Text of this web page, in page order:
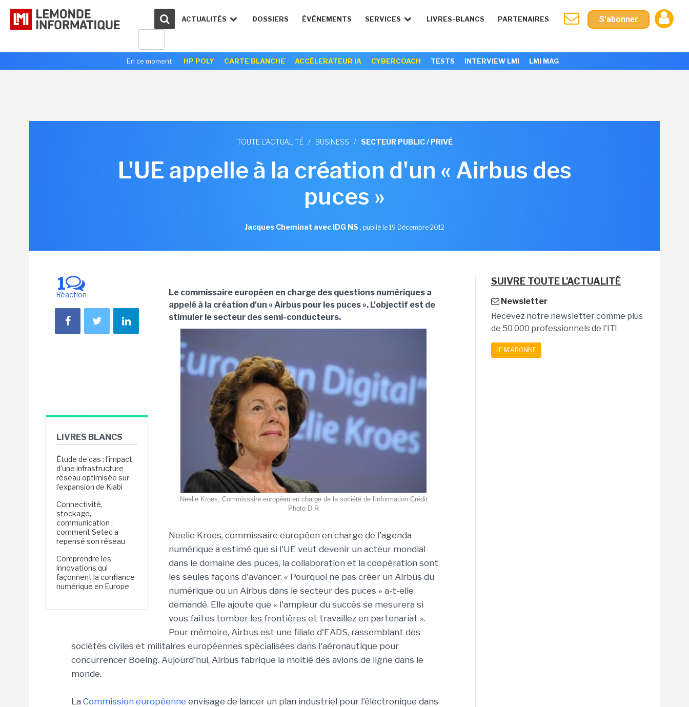
ACTUALITÉS DOSSIERS ÉVÉNEMENTS SERVICES LIVRES-BLANCS PARTENAIRES S'abonner
En ce moment : HP POLY CARTE BLANCHE ACCÉLERATEUR IA CYBERCOACH TESTS INTERVIEW LMI LMI MAG
TOUTE L'ACTUALITÉ / BUSINESS / SECTEUR PUBLIC / PRIVÉ
L'UE appelle à la création d'un « Airbus des
puces »
Jacques Cheminat avec IDG NS , publié le 19 Décembre 2012
1
Réaction
LIVRES BLANCS
Étude de cas : l'impact
d'une infrastructure
réseau optimisée sur
l'expansion de Kiabi
Connectivité,
stockage,
communication :
comment Setec a
repensé son réseau
Comprendre les
innovations qui
façonnent la confiance
numérique en Europe
Le commissaire européen en charge des questions numériques a
appelé à la création d'un « Airbus pour les puces ». L'objectif est de
stimuler le secteur des semi-conducteurs.
Neelie Kroes, Commissaire européen en charge de la société de l'information Crédit
Photo:D.R
Neelie Kroes, commissaire européen en charge de l'agenda
numérique a estimé que si l'UE veut devenir un acteur mondial
dans le domaine des puces, la collaboration et la coopération sont
les seules façons d'avancer. « Pourquoi ne pas créer un Airbus du
numérique ou un Airbus dans le secteur des puces » a-t-elle
demandé. Elle ajoute que « l'ampleur du succès se mesurera si
vous faites tomber les frontières et travaillez en partenariat ».
Pour mémoire, Airbus est une filiale d'EADS, rassemblant des
sociétés civiles et militaires européennes spécialisées dans l'aéronautique pour
concurrencer Boeing. Aujourd'hui, Airbus fabrique la moitié des avions de ligne dans le
monde.
La Commission européenne envisage de lancer un plan industriel pour l'électronique dans
SUIVRE TOUTE L'ACTUALITÉ
Newsletter
Recevez notre newsletter comme plus
de 50 000 professionnels de l'IT!
JE M'ABONNE